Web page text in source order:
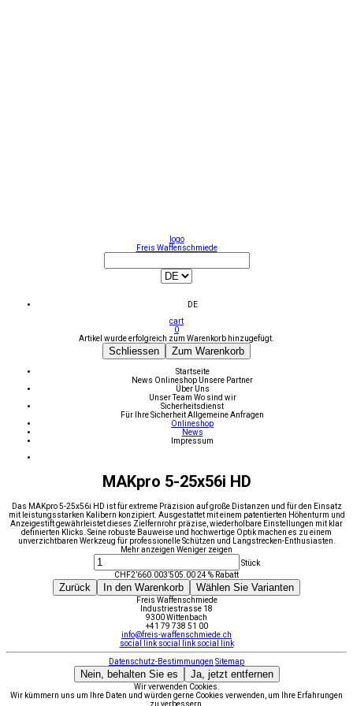
logo
Freis Waffenschmiede
DE
cart
0
Artikel wurde erfolgreich zum Warenkorb hinzugefügt.
Schliessen Zum Warenkorb
Startseite
News Onlineshop Unsere Partner
Über Uns
Unser Team Wo sind wir
Sicherheitsdienst
Für Ihre SicherheitAllgemeine Anfragen
Onlineshop
News
Impressum
MAKpro 5-25x56i HD
Das MAKpro 5-25x56i HD ist für extreme Präzision auf große Distanzen und für den Einsatz
mit leistungsstarken Kalibern konzipiert. Ausgestattet mit einem patentierten Höhenturm und
Anzeigestift gewährleistet dieses Zielfernrohr präzise, wiederholbare Einstellungen mit klar
definierten Klicks. Seine robuste Bauweise und hochwertige Optik machen es zu einem
unverzichtbaren Werkzeug für professionelle Schützen und Langstrecken-Enthusiasten.
Mehr anzeigen Weniger zeigen
Stück
CHF2’660.003’505.0024 % Rabatt
Zurück In den Warenkorb Wählen Sie Varianten
Freis Waffenschmiede
Industriestrasse 18
9300 Wittenbach
+41 79 738 51 00
info@freis-waffenschmiede.ch
social link social link social link
Datenschutz-Bestimmungen Sitemap
Nein, behalten Sie es Ja, jetzt entfernen
Wir verwenden Cookies.
Wir kümmern uns um Ihre Daten und würden gerne Cookies verwenden, um Ihre Erfahrungen
zu verbessern.